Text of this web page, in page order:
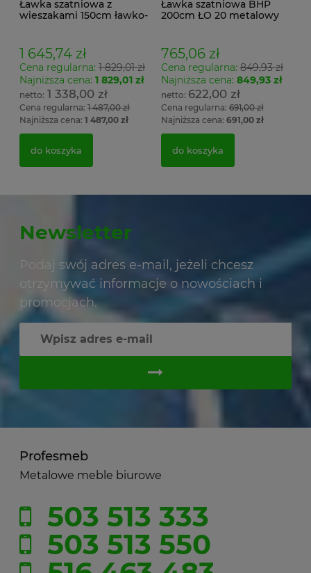
Ławka szatniowa z
wieszakami 150cm ławko-
1 645,74 zł
Cena regularna: 1 829,01 zł
Najniższa cena: 1 829,01 zł
1 338,00 zł
Cena regularna: 1 487,00 zł
Najniższa cena: 1 487,00 zł
do koszyka
Ławka szatniowa BHP
200cm ŁO 20 metalowy
765,06 zł
Cena regularna:849,93 zł
Najniższa cena: 849,93 zł
622,00 zł
Cena regularna:691,00 zł
Najniższa cena: 691,00 zł
do koszyka
Newsletter
Podaj swój adres e-mail, jeżeli chcesz
otrzymywać informacje o nowościach i
promocjach.
Profesmeb
Metalowe meble biurowe
503 513 333
503 513 550